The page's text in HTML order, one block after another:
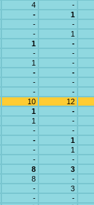
4
-
-
1
-
-
-
1
1
-
-
-
1
-
-
-
-
-
-
-
10
12
1
-
1
-
-
-
-
1
-
1
-
-
8
3
8
-
-
3
-
-